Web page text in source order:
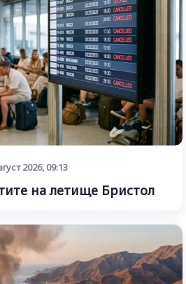
2026, 09:13
на летище Бристол